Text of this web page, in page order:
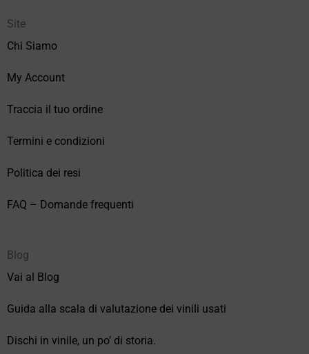
Site
Chi Siamo
My Account
Traccia il tuo ordine
Termini e condizioni
Politica dei resi
FAQ – Domande frequenti
Blog
Vai al Blog
Guida alla scala di valutazione dei vinili usati
Dischi in vinile, un po’ di storia.